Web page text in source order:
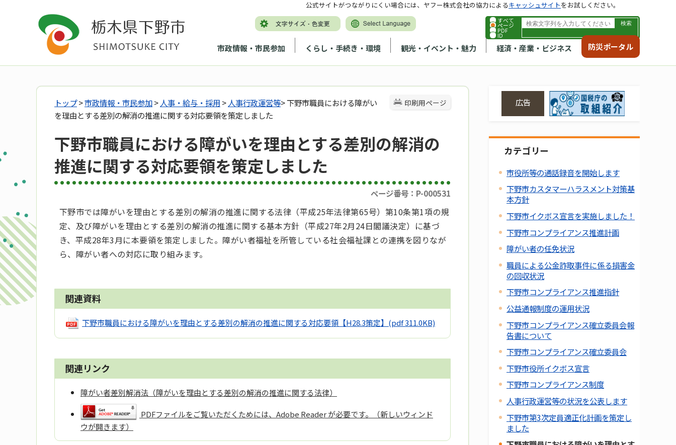
すべて
ページ
PDF
ID
市政情報・市民参加 くらし・手続き・環境 観光・イベント・魅力 経済・産業・ビジネス 防災ポータル
公式サイトがつながりにくい場合には、ヤフー株式会社の協力によるキャッシュサイトをお試しください。
印刷用ページ
トップ>市政情報・市民参加> 人事・給与・採用 > 人事行政運営等> 下野市職員における障がい
を理由とする差別の解消の推進に関する対応要領を策定しました
下野市職員における障がいを理由とする差別の解消の
推進に関する対応要領を策定しました
ページ番号：P-000531
下野市では障がいを理由とする差別の解消の推進に関する法律（平成25年法律第65号）第10条第1項の規
定、及び障がいを理由とする差別の解消の推進に関する基本方針（平成27年2月24日閣議決定）に基づ
き、平成28年3月に本要領を策定しました。障がい者福祉を所管している社会福祉課との連携を図りなが
ら、障がい者への対応に取り組みます。
関連資料
下野市職員における障がいを理由とする差別の解消の推進に関する対応要領【H28.3策定】 (pdf 311.0KB)
関連リンク
障がい者差別解消法（障がいを理由とする差別の解消の推進に関する法律）
PDFファイルをご覧いただくためには、Adobe Reader が必要です。（新しいウィンド
ウが開きます）
広告
カテゴリー
市役所等の通話録音を開始します
下野市カスタマーハラスメント対策基
本方針
下野市イクボス宣言を実施しました！
下野市コンプライアンス推進計画
障がい者の任免状況
職員による公金詐取事件に係る損害金
の回収状況
下野市コンプライアンス推進指針
公益通報制度の運用状況
下野市コンプライアンス確立委員会報
告書について
下野市コンプライアンス確立委員会
下野市役所イクボス宣言
下野市コンプライアンス制度
人事行政運営等の状況を公表します
下野市第3次定員適正化計画を策定し
ました